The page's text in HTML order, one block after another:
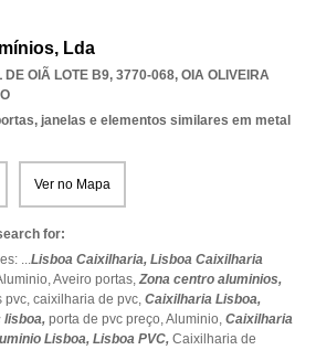
Lda
DE OIÃ LOTE B9, 3770-068, OIA OLIVEIRA
janelas e elementos similares em metal
Ver no Mapa
for:
...Lisboa Caixilharia, Lisboa Caixilharia
Aveiro portas,Zona centro aluminios,
pvc, caixilharia de pvc, Caixilharia Lisboa,
lisboa, porta de pvc preço,Aluminio, Caixilharia
Lisboa, Lisboa PVC, Caixilharia de